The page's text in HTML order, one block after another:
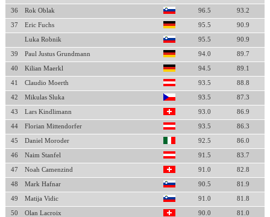
36 Rok Oblak 96.5 93.2
37 Eric Fuchs 95.5 90.9
Luka Robnik 95.5 90.9
39 Paul Justus Grundmann 94.0 89.7
40 Kilian Maerkl 94.5 89.1
41 Claudio Moerth 93.5 88.8
42 Mikulas Sluka 93.5 87.3
43 Lars Kindlimann 93.0 86.9
44 Florian Mittendorfer 93.5 86.3
45 Daniel Moroder 92.5 86.0
46 Naim Stanfel 91.5 83.7
47 Noah Camenzind 91.0 82.8
48 Mark Hafnar 90.5 81.9
49 Matija Vidic 91.0 81.8
50 Olan Lacroix 90.0 81.0